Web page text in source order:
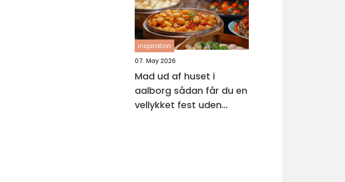
inspiration
07. May 2026
Mad ud af huset i
aalborg sådan får du en
vellykket fest uden